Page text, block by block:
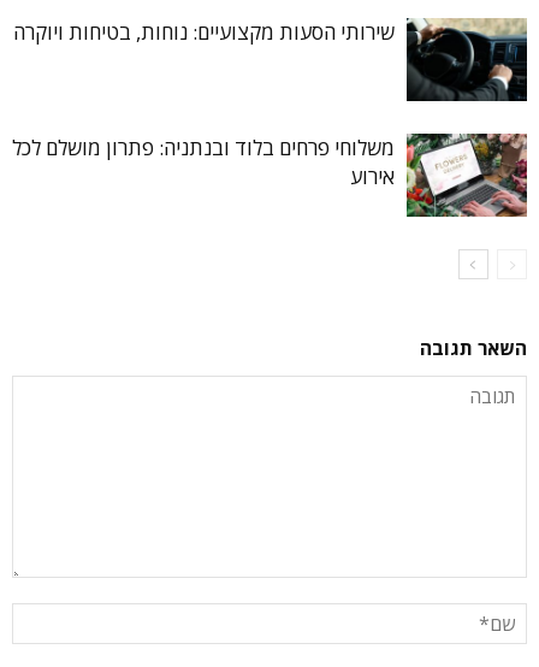
שירותי הסעות מקצועיים: נוחות, בטיחות ויוקרה
משלוחי פרחים בלוד ובנתניה: פתרון מושלם לכל
אירוע
השאר תגובה